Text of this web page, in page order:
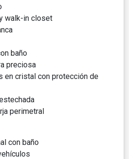
walk-in closet
baño
preciosa
en cristal con protección de
perimetral
con baño